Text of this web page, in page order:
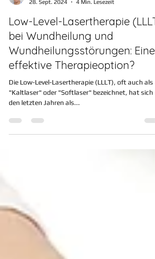
28. Sept. 2024
4 Min. Lesezeit
Low-Level-Lasertherapie (LLLT)
bei Wundheilung und
Wundheilungsstörungen: Eine
effektive Therapieoption?
Die Low-Level-Lasertherapie (LLLT), oft auch als
den letzten Jahren als...